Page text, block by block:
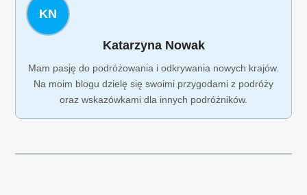
KN
Katarzyna Nowak
Mam pasję do podróżowania i odkrywania nowych krajów.
Na moim blogu dzielę się swoimi przygodami z podróży
oraz wskazówkami dla innych podróżników.